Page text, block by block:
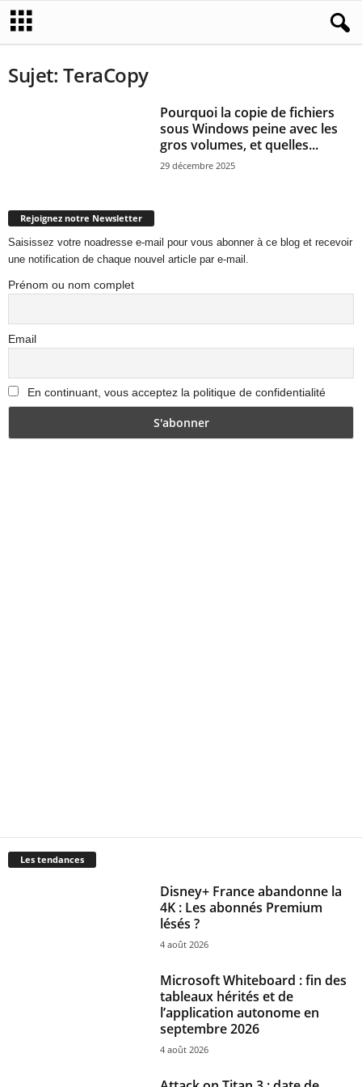
Sujet: TeraCopy
Pourquoi la copie de fichiers
sous Windows peine avec les
gros volumes, et quelles...
29 décembre 2025
Rejoignez notre Newsletter
Saisissez votre noadresse e-mail pour vous abonner à ce blog et recevoir
une notification de chaque nouvel article par e-mail.
Prénom ou nom complet
Email
En continuant, vous acceptez la politique de confidentialité
Les tendances
Disney+ France abandonne la
4K : Les abonnés Premium
lésés ?
4 août 2026
Microsoft Whiteboard : fin des
tableaux hérités et de
l’application autonome en
septembre 2026
4 août 2026